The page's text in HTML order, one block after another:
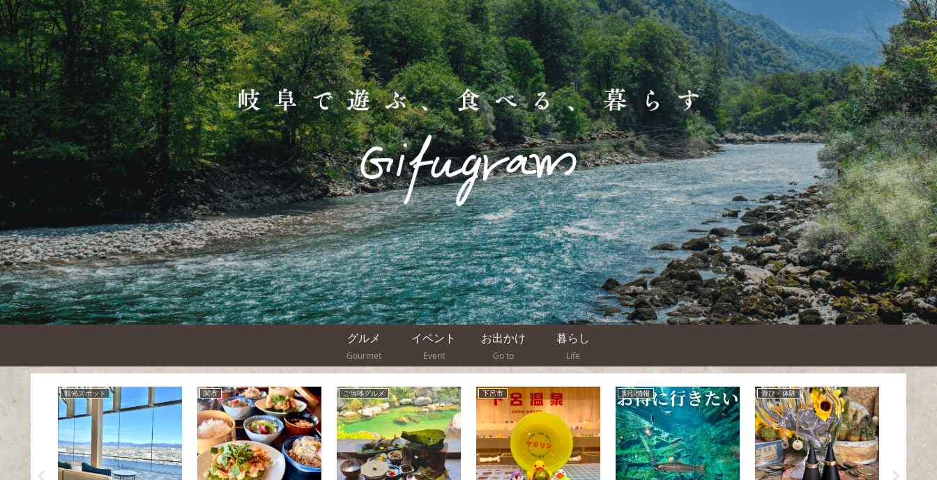
グルメ
Gourmet
イベント
Event
お出かけ
Go to
暮らし
Life
観光スポット 関市 ご当地グルメ 下呂市 割引情報 遊び・体験